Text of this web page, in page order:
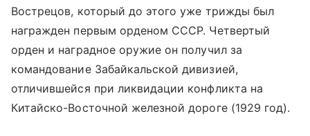
Вострецов, который до этого уже трижды был
награжден первым орденом СССР. Четвертый
орден и наградное оружие он получил за
командование Забайкальской дивизией,
отличившейся при ликвидации конфликта на
Китайско-Восточной железной дороге (1929 год).